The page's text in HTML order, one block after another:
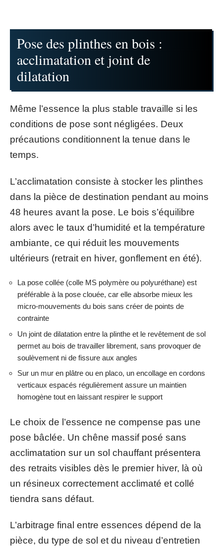
Pose des plinthes en bois :
acclimatation et joint de
dilatation
Même l’essence la plus stable travaille si les
conditions de pose sont négligées. Deux
précautions conditionnent la tenue dans le
temps.
L’acclimatation consiste à stocker les plinthes
dans la pièce de destination pendant au moins
48 heures avant la pose. Le bois s’équilibre
alors avec le taux d’humidité et la température
ambiante, ce qui réduit les mouvements
ultérieurs (retrait en hiver, gonflement en été).
La pose collée (colle MS polymère ou polyuréthane) est
préférable à la pose clouée, car elle absorbe mieux les
micro-mouvements du bois sans créer de points de
contrainte
Un joint de dilatation entre la plinthe et le revêtement de sol
permet au bois de travailler librement, sans provoquer de
soulèvement ni de fissure aux angles
Sur un mur en plâtre ou en placo, un encollage en cordons
verticaux espacés régulièrement assure un maintien
homogène tout en laissant respirer le support
Le choix de l’essence ne compense pas une
pose bâclée. Un chêne massif posé sans
acclimatation sur un sol chauffant présentera
des retraits visibles dès le premier hiver, là où
un résineux correctement acclimaté et collé
tiendra sans défaut.
L’arbitrage final entre essences dépend de la
pièce, du type de sol et du niveau d’entretien